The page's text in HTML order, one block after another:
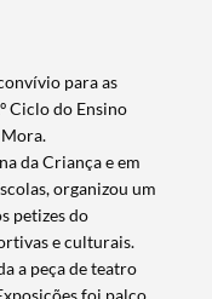
para as
Ciclo do Ensino
da Criança e em
organizou um
petizes do
e culturais.
a peça de teatro
foi palco